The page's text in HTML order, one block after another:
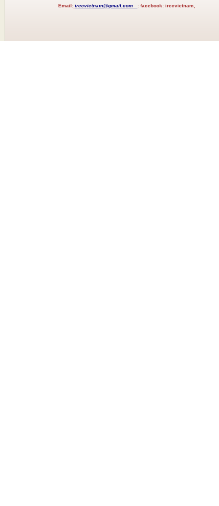
Email: irecvietnam@gmail.com :facebook: irecvietnam,